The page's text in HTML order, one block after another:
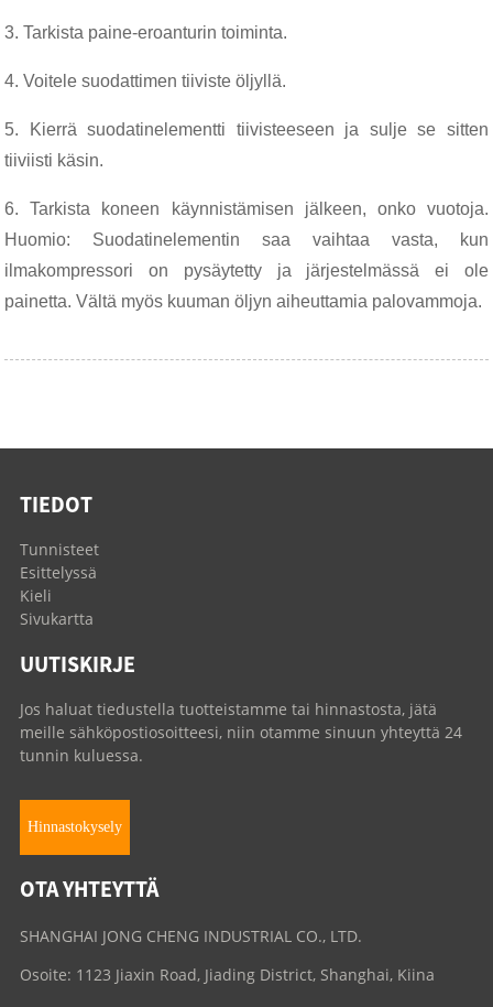
3. Tarkista paine-eroanturin toiminta.
4. Voitele suodattimen tiiviste öljyllä.
5. Kierrä suodatinelementti tiivisteeseen ja sulje se sitten
tiiviisti käsin.
6. Tarkista koneen käynnistämisen jälkeen, onko vuotoja.
Huomio: Suodatinelementin saa vaihtaa vasta, kun
ilmakompressori on pysäytetty ja järjestelmässä ei ole
painetta. Vältä myös kuuman öljyn aiheuttamia palovammoja.
TIEDOT
Tunnisteet
Esittelyssä
Kieli
Sivukartta
UUTISKIRJE
Jos haluat tiedustella tuotteistamme tai hinnastosta, jätä
meille sähköpostiosoitteesi, niin otamme sinuun yhteyttä 24
tunnin kuluessa.
Hinnastokysely
OTA YHTEYTTÄ
SHANGHAI JONG CHENG INDUSTRIAL CO., LTD.
Osoite: 1123 Jiaxin Road, Jiading District, Shanghai, Kiina